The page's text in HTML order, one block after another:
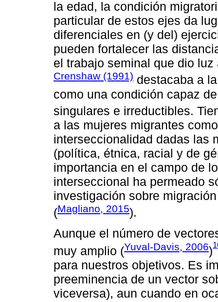
la edad, la condición
particular de estos ejes da
diferenciales en (y del)
pueden fortalecer las
el trabajo seminal que dio
Crenshaw (1991) destacaba a
como una condición capaz
singulares e irreductibles.
a las mujeres migrantes
interseccionalidad dadas las
(política, étnica, racial y de
importancia en el campo de
interseccional ha permeado
investigación sobre
(Magliano, 2015).
Aunque el número de
muy amplio (Yuval-Davis, 2006)
para nuestros objetivos. Es
preeminencia de un vector
viceversa), aun cuando en